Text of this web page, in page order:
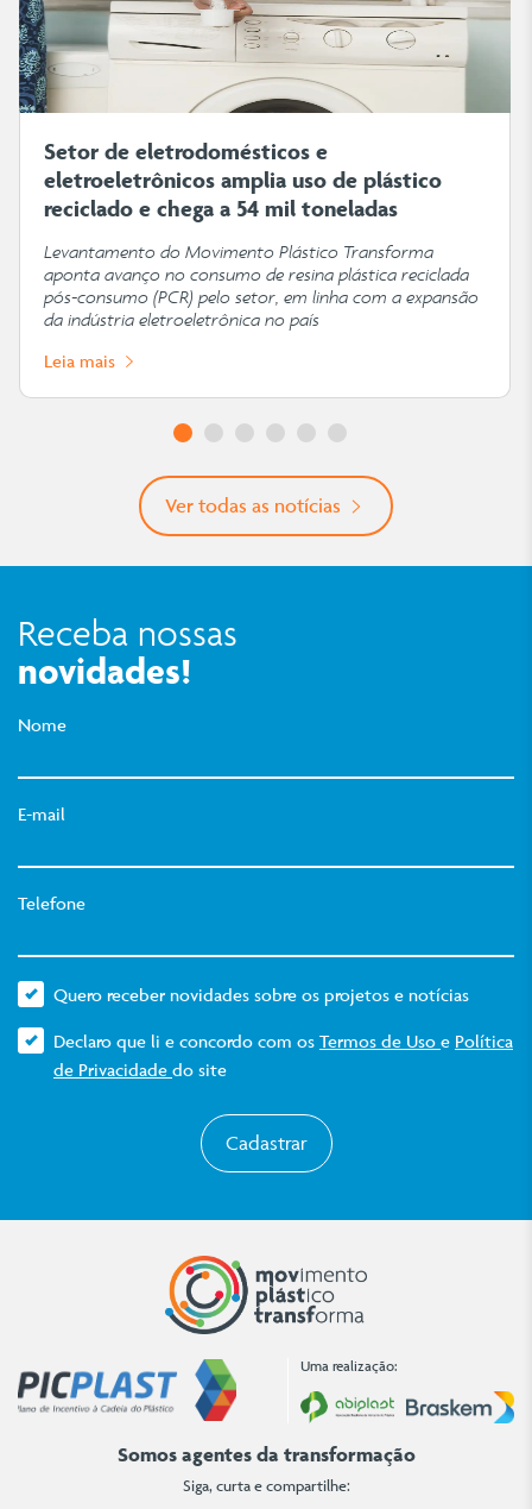
Setor de eletrodomésticos e
eletroeletrônicos amplia uso de plástico
reciclado e chega a 54 mil toneladas
Levantamento do Movimento Plástico Transforma
aponta avanço no consumo de resina plástica reciclada
pós-consumo (PCR) pelo setor, em linha com a expansão
da indústria eletroeletrônica no país
Leia mais
Ver todas as notícias
Receba nossas
novidades!
Nome
E-mail
Telefone
Quero receber novidades sobre os projetos e notícias
Declaro que li e concordo com os Termos de Uso e Política
de Privacidade do site
Cadastrar
Uma realização:
Somos agentes da transformação
Siga, curta e compartilhe: